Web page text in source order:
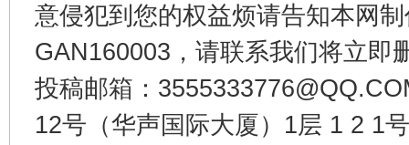
意侵犯到您的权益烦请告知本网
GAN160003，请联系我们将立即
投稿邮箱：
12号（华声国际大厦）1层 1 2 1
在谋一域中谋全局
今